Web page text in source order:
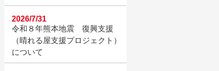
令和８年熊本地震 復興支援
（晴れる屋支援プロジェクト）
について
2026/7/31